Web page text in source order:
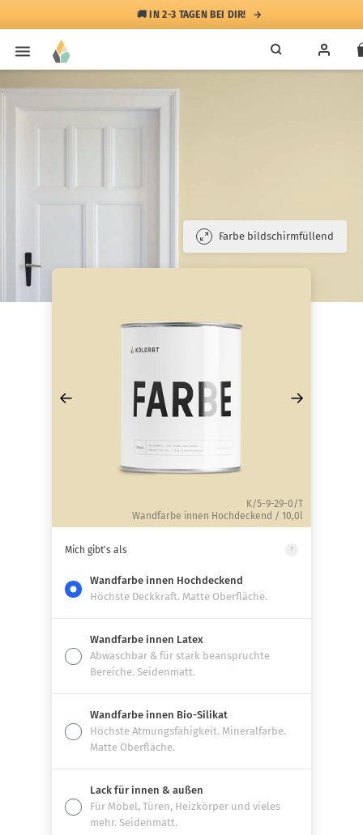
🚚 IN 2-3 TAGEN BEI DIR!
Farbe bildschirmfüllend
← →
K/5-9-29-0/T
Wandfarbe innen Hochdeckend / 10,0l
Mich gibt's als ?
Wandfarbe innen Hochdeckend
Höchste Deckkraft. Matte Oberfläche.
Wandfarbe innen Latex
Abwaschbar & für stark beanspruchte
Bereiche. Seidenmatt.
Wandfarbe innen Bio-Silikat
Höchste Atmungsfähigkeit. Mineralfarbe.
Matte Oberfläche.
Lack für innen & außen
Für Möbel, Türen, Heizkörper und vieles
mehr. Seidenmatt.